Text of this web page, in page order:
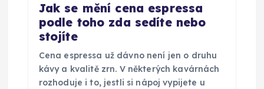
Jak se mění cena espressa
podle toho zda sedíte nebo
stojíte
Cena espressa už dávno není jen o druhu
kávy a kvalitě zrn. V některých kavárnách
rozhoduje i to, jestli si nápoj vypijete u